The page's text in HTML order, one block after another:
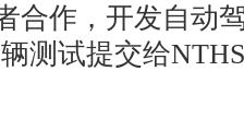
合作，开发自动
测试提交给